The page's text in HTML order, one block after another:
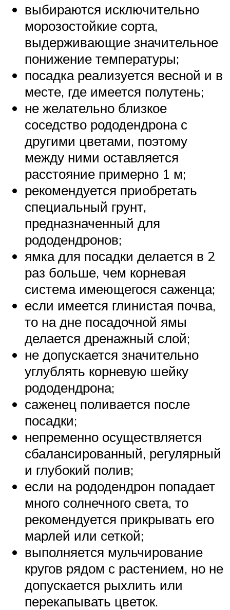
выбираются исключительно
морозостойкие сорта,
выдерживающие значительное
понижение температуры;
посадка реализуется весной и в
месте, где имеется полутень;
не желательно близкое
соседство рододендрона с
другими цветами, поэтому
между ними оставляется
расстояние примерно 1 м;
рекомендуется приобретать
специальный грунт,
предназначенный для
рододендронов;
ямка для посадки делается в 2
раз больше, чем корневая
система имеющегося саженца;
если имеется глинистая почва,
то на дне посадочной ямы
делается дренажный слой;
не допускается значительно
углублять корневую шейку
рододендрона;
саженец поливается после
посадки;
непременно осуществляется
сбалансированный, регулярный
и глубокий полив;
если на рододендрон попадает
много солнечного света, то
рекомендуется прикрывать его
марлей или сеткой;
выполняется мульчирование
кругов рядом с растением, но не
допускается рыхлить или
перекапывать цветок.